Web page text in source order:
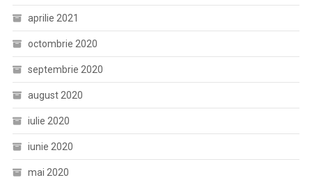
aprilie 2021
octombrie 2020
septembrie 2020
august 2020
iulie 2020
iunie 2020
mai 2020